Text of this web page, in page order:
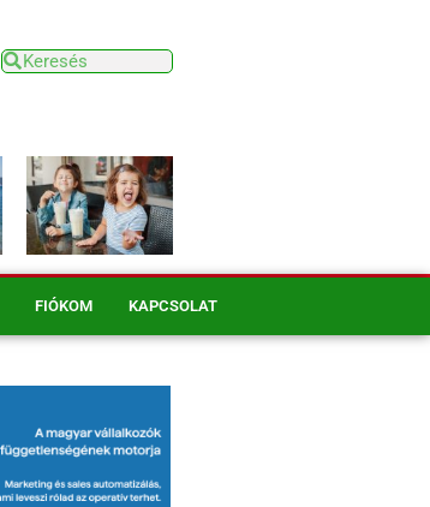
FIÓKOM KAPCSOLAT